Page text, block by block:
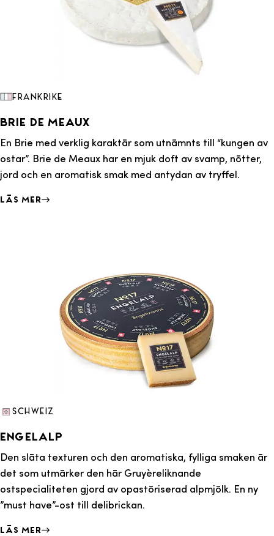
Frankrike
Brie de Meaux
En Brie med verklig karaktär som utnämnts till “kungen av
ostar”. Brie de Meaux har en mjuk doft av svamp, nötter,
jord och en aromatisk smak med antydan av tryffel.
Läs mer
Schweiz
Engelalp
Den släta texturen och den aromatiska, fylliga smaken är
det som utmärker den här Gruyèreliknande
ostspecialiteten gjord av opastöriserad alpmjölk. En ny
”must have”-ost till delibrickan.
Läs mer